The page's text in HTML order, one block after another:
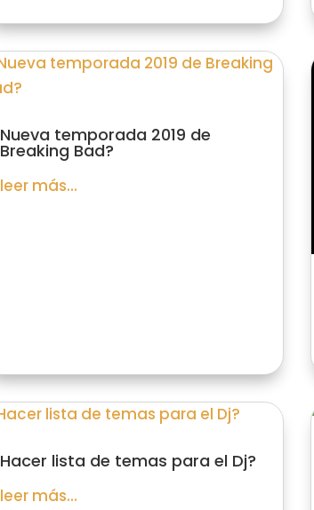
Nueva temporada 2019 de
Breaking Bad?
leer más...
Hacer lista de temas para el Dj?
leer más...